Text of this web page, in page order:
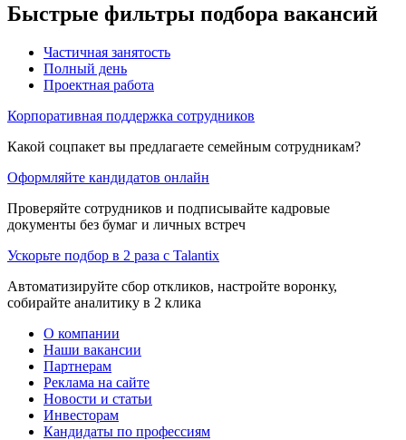
Быстрые фильтры подбора вакансий
Частичная занятость
Полный день
Проектная работа
Корпоративная поддержка сотрудников
Какой соцпакет вы предлагаете семейным сотрудникам?
Оформляйте кандидатов онлайн
Проверяйте сотрудников и подписывайте кадровые
документы без бумаг и личных встреч
Ускорьте подбор в 2 раза с Talantix
Автоматизируйте сбор откликов, настройте воронку,
собирайте аналитику в 2 клика
О компании
Наши вакансии
Партнерам
Реклама на сайте
Новости и статьи
Инвесторам
Кандидаты по профессиям